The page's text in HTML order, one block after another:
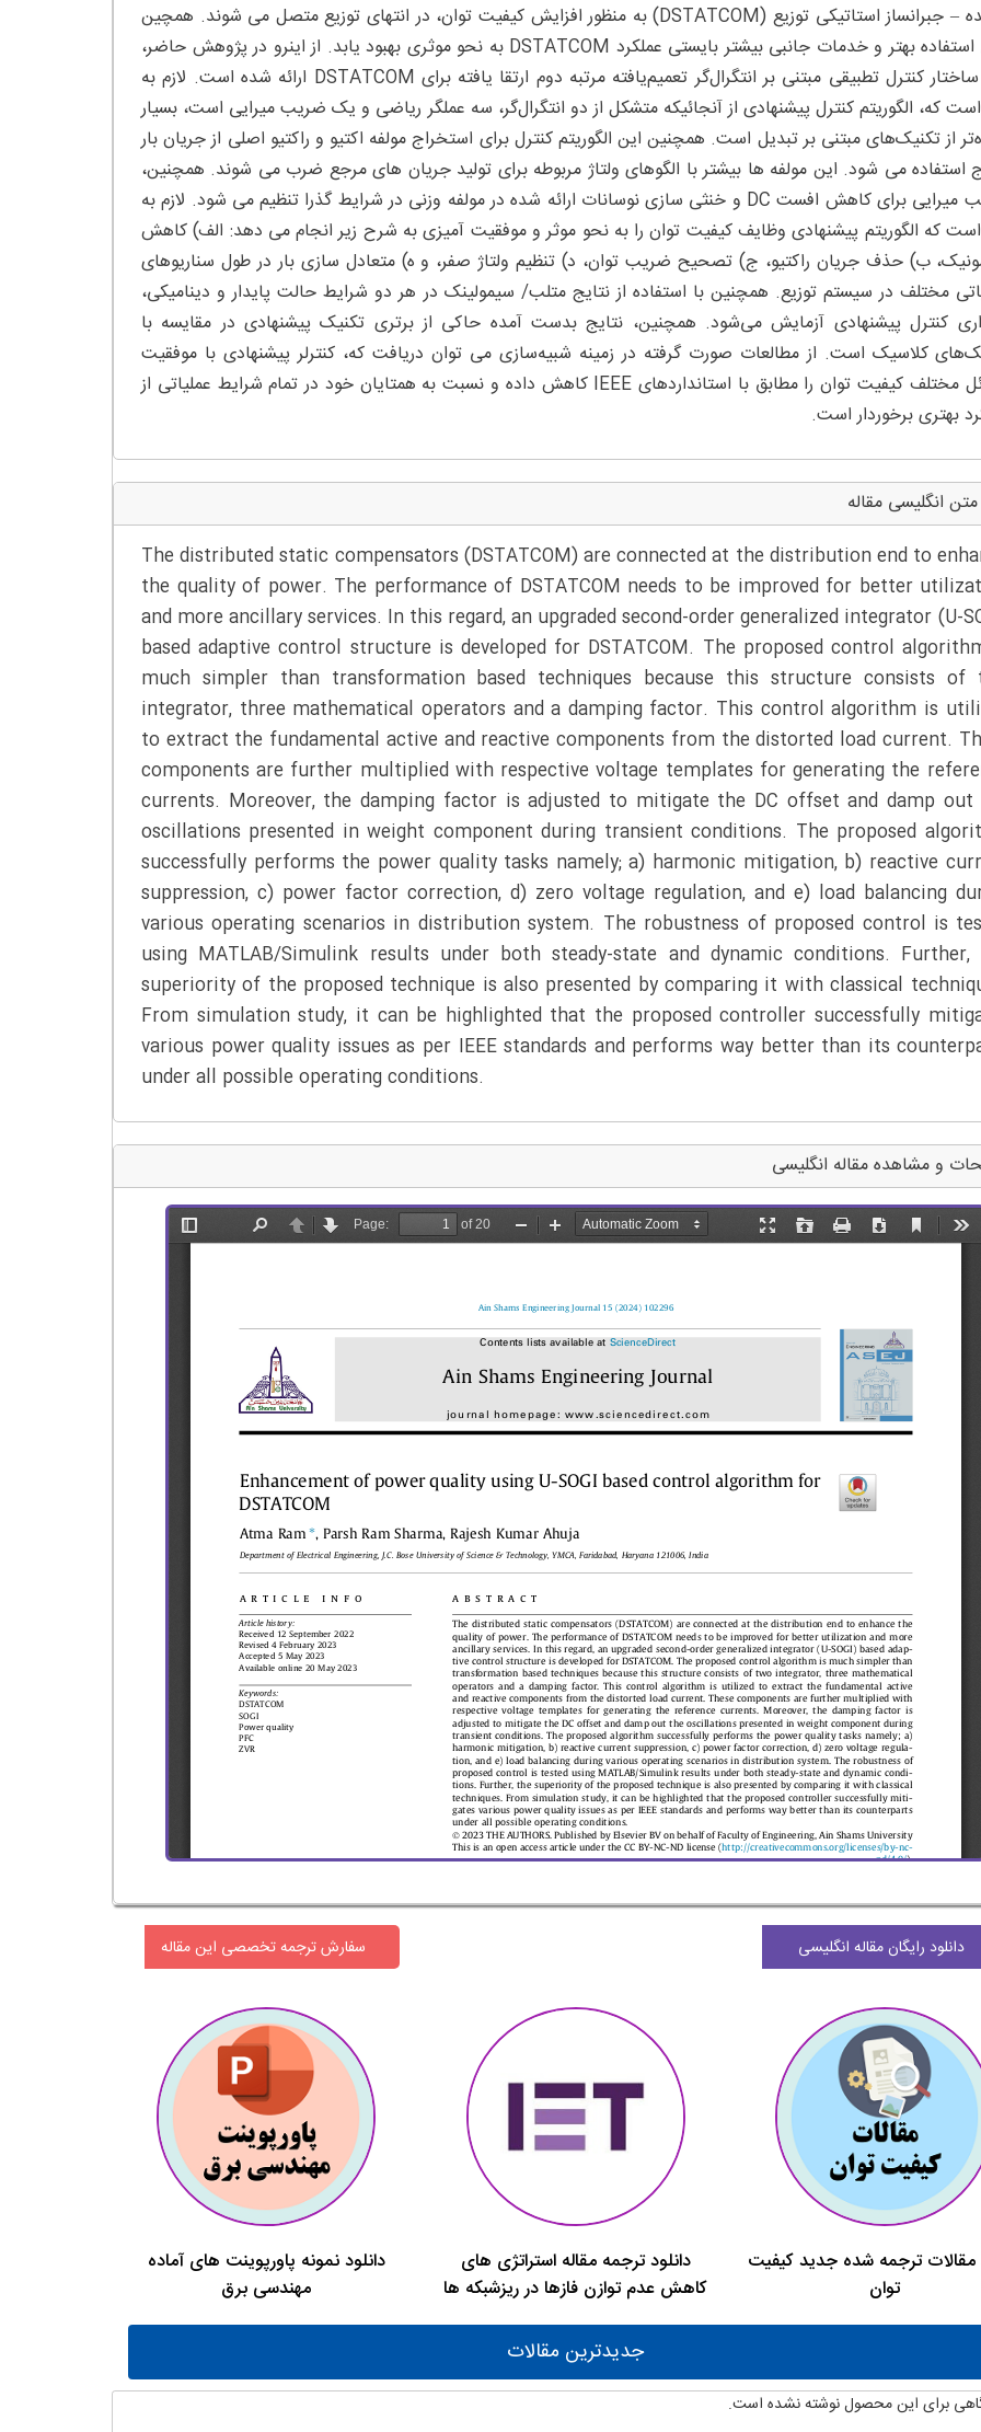
چکیده – جبرانساز استاتیکی توزیع (DSTATCOM) به منظور افزایش کیفیت توان، در انتهای توزیع متصل می شوند. همچین
برای استفاده بهتر و خدمات جانبی بیشتر بایستی عملکرد DSTATCOM به نحو موثری بهبود یابد. از اینرو در پژوهش حاضر،
یک ساختار کنترل تطبیقی مبتنی بر انتگرال‌گر تعمیم‌یافته مرتبه دوم ارتقا یافته برای DSTATCOM ارائه شده است. لازم به
که، الگوریتم کنترل پیشنهادی از آنجائیکه متشکل از دو انتگرال‌گر، سه عملگر ریاضی و یک ضریب میرایی است، بسیار
از تکنیک‌های مبتنی بر تبدیل است. همچنین این الگوریتم کنترل برای استخراج مولفه اکتیو و راکتیو اصلی از جریان بار
استفاده می شود. این مولفه ها بیشتر با الگوهای ولتاژ مربوطه برای تولید جریان های مرجع ضرب می شوند. همچنین،
ضریب میرایی برای کاهش افست DC و خنثی سازی نوسانات ارائه شده در مولفه وزنی در شرایط گذرا تنظیم می شود. لازم به
که الگوریتم پیشنهادی وظایف کیفیت توان را به نحو موثر و موفقیت آمیزی به شرح زیر انجام می دهد: الف) کاهش
ب) حذف جریان راکتیو، ج) تصحیح ضریب توان، د) تنظیم ولتاژ صفر، و ه) متعادل سازی بار در طول سناریوهای
مختلف در سیستم توزیع. همچنین با استفاده از نتایج متلب/ سیمولینک در هر دو شرایط حالت پایدار و دینامیکی،
کنترل پیشنهادی آزمایش می‌شود. همچنین، نتایج بدست آمده حاکی از برتری تکنیک پیشنهادی در مقایسه با
کلاسیک است. از مطالعات صورت گرفته در زمینه شبیه‌سازی می توان دریافت که، کنترلر پیشنهادی با موفقیت
مسائل مختلف کیفیت توان را مطابق با استانداردهای IEEE کاهش داده و نسبت به همتایان خود در تمام شرایط عملیاتی از
بهتری برخوردار است.
انگلیسی مقاله
The distributed static compensators (DSTATCOM) are connected at the distribution end to
the quality of power. The performance of DSTATCOM needs to be improved for better
and more ancillary services. In this regard, an upgraded second-order generalized integrator (U-
based adaptive control structure is developed for DSTATCOM. The proposed control
much simpler than transformation based techniques because this structure consists of
integrator, three mathematical operators and a damping factor. This control algorithm is
to extract the fundamental active and reactive components from the distorted load current.
components are further multiplied with respective voltage templates for generating the
currents. Moreover, the damping factor is adjusted to mitigate the DC offset and damp out
oscillations presented in weight component during transient conditions. The proposed
successfully performs the power quality tasks namely; a) harmonic mitigation, b) reactive
suppression, c) power factor correction, d) zero voltage regulation, and e) load balancing
various operating scenarios in distribution system. The robustness of proposed control is
using MATLAB/Simulink results under both steady-state and dynamic conditions. Further,
superiority of the proposed technique is also presented by comparing it with classical
From simulation study, it can be highlighted that the proposed controller successfully
various power quality issues as per IEEE standards and performs way better than its
under all possible operating conditions.
و مشاهده مقاله انگلیسی
دانلود رایگان مقاله انگلیسی سفارش ترجمه تخصصی این مقاله
مقالات ترجمه شده جدید کیفیت
توان
دانلود ترجمه مقاله استراتژی های
کاهش عدم توازن فازها در ریزشبکه ها
دانلود نمونه پاورپوینت های آماده
مهندسی برق
جدیدترین مقالات
برای این محصول نوشته نشده است.